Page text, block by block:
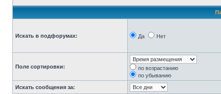
Искать в подфорумах: Да Нет
Поле сортировки:
по возрастанию
по убыванию
Искать сообщения за: